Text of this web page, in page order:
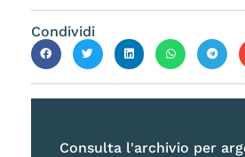
Condividi
Consulta l'archivio per